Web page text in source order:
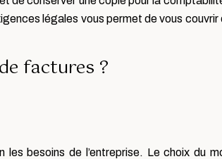
légales vous permet de vous
factures ?
besoins de l’entreprise. Le choix du